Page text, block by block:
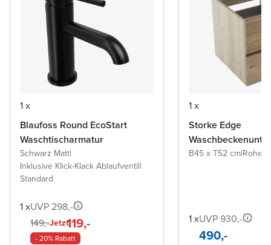
1 x
Blaufoss Round EcoStart
Waschtischarmatur
Schwarz Matt|
Inklusive Klick-Klack Ablaufventil|
Standard
1 xUVP 298,-
149,-Jetzt119,-
- 20% Rabatt
1 x
Storke Edge
B45 x T52 cm|Rohe
1 xUVP 930,-
490,-